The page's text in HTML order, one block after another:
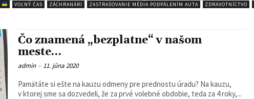
VOĽNÝ ČAS ZÁCHRANÁRI ZASTRAŠOVANIE MÉDIA PODPÁLENÍM AUTA ZDRAVOTNÍCTVO
Čo znamená „bezplatne“ v našom
meste…
admin - 11. júna 2020
Pamätáte si ešte na kauzu odmeny pre prednostu úradu? Na kauzu,
v ktorej sme sa dozvedeli, že za prvé volebné obdobie, teda za 4 roky,...